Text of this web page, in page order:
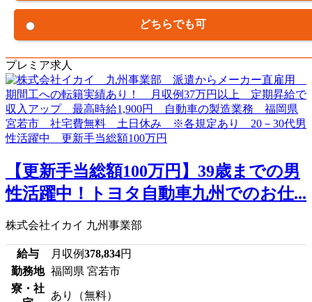
どちらでも可
プレミア求人
【更新手当総額100万円】39歳までの男
性活躍中！トヨタ自動車九州でのお仕...
株式会社イカイ 九州事業部
給与 月収例378,834円
勤務地 福岡県 宮若市
寮・社
あり（無料）